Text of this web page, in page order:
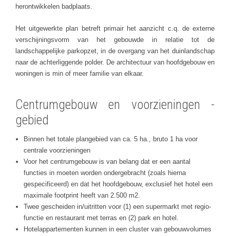
herontwikkelen badplaats.
Het uitgewerkte plan betreft primair het aanzicht c.q. de externe
verschijningsvorm van het gebouwde in relatie tot de
landschappelijke parkopzet, in de overgang van het duinlandschap
naar de achterliggende polder. De architectuur van hoofdgebouw en
woningen is min of meer familie van elkaar.
Centrumgebouw en voorzieningen -
gebied
Binnen het totale plangebied van ca. 5 ha., bruto 1 ha voor
centrale voorzieningen
Voor het centrumgebouw is van belang dat er een aantal
functies in moeten worden ondergebracht (zoals hierna
gespecificeerd) en dat het hoofdgebouw, exclusief het hotel een
maximale footprint heeft van 2.500 m2.
Twee gescheiden in/uitritten voor (1) een supermarkt met regio-
functie en restaurant met terras en (2) park en hotel.
Hotelappartementen kunnen in een cluster van gebouwvolumes